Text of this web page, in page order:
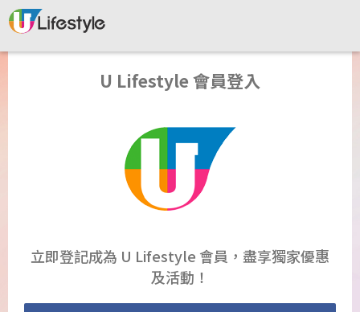
U Lifestyle 會員登入
立即登記成為 U Lifestyle 會員，盡享獨家優惠
及活動！